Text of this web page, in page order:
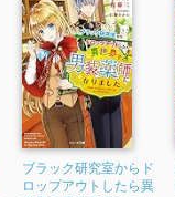
ブラック研究室からド
ロップアウトしたら異